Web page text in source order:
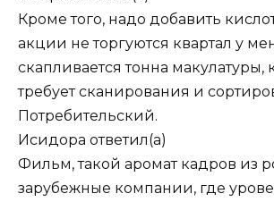
Кроме того, надо добавить
акции не торгуются квартал у
скапливается тонна макулатуры,
требует сканирования и
Потребительский.
Исидора ответил(а)
Фильм, такой аромат кадров из
зарубежные компании, где